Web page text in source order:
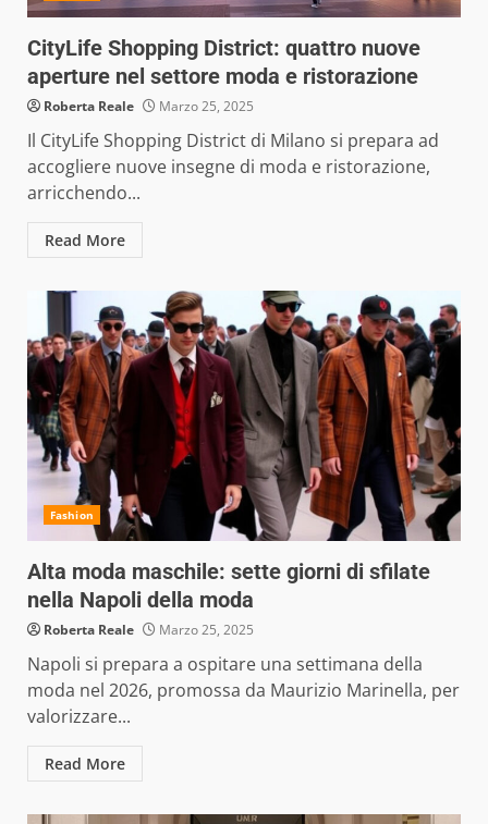
CityLife Shopping District: quattro nuove
aperture nel settore moda e ristorazione
Roberta Reale Marzo 25, 2025
Il CityLife Shopping District di Milano si prepara ad
accogliere nuove insegne di moda e ristorazione,
arricchendo...
Read More
Fashion
Alta moda maschile: sette giorni di sfilate
nella Napoli della moda
Roberta Reale Marzo 25, 2025
Napoli si prepara a ospitare una settimana della
moda nel 2026, promossa da Maurizio Marinella, per
valorizzare...
Read More